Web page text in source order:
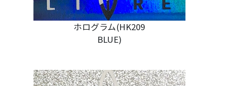
ホログラム(HK209
BLUE)